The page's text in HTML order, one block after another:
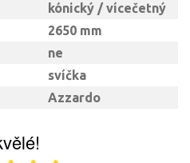
kónický / vícečetný
2650 mm
ne
svíčka
Azzardo